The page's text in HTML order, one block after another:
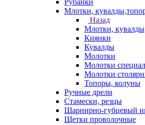
Рубанки
Млотки,
Назад
Млотки,
Киянки
Кувалды
Молотки
Молотки
Молотки
Топоры, колуны
Ручные дрели
Стамески, резцы
Шарнирно-губцевый
Щетки проволочные